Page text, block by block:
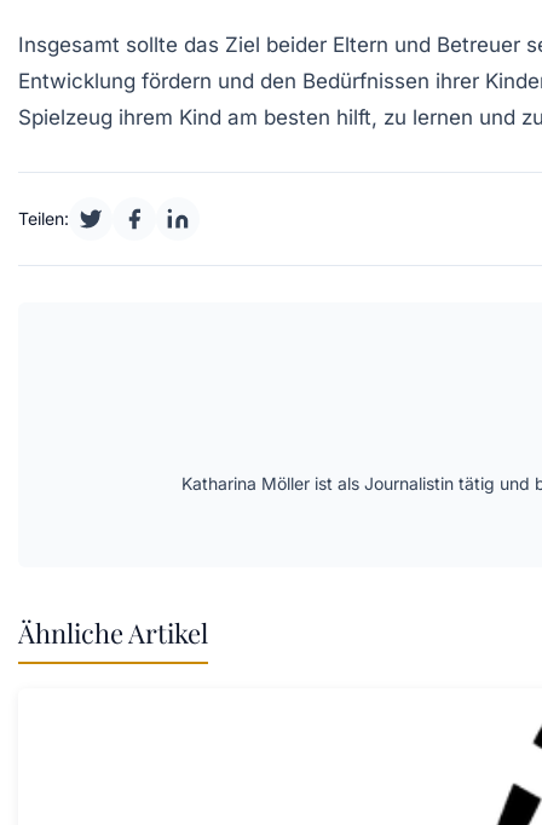
Insgesamt sollte das Ziel beider Eltern und Betreuer
Entwicklung fördern und den Bedürfnissen ihrer
Spielzeug ihrem Kind am besten hilft, zu lernen und
Teilen:
Katharina Möller ist als Journalistin tätig
Ähnliche Artikel